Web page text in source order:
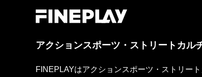
アクションスポーツ・ストリートカル
FINEPLAYはアクションスポーツ・ストリー